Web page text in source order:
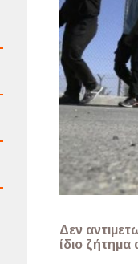
Δεν
ίδιο ζήτημα